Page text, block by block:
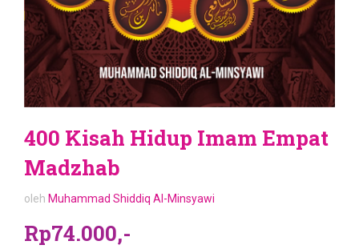
400 Kisah Hidup Imam Empat
Madzhab
oleh Muhammad Shiddiq Al-Minsyawi
Rp74.000,-